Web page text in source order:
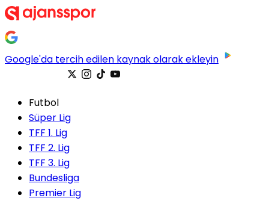
Google'da tercih edilen kaynak olarak ekleyin
Futbol
Süper Lig
TFF 1. Lig
TFF 2. Lig
TFF 3. Lig
Bundesliga
Premier Lig